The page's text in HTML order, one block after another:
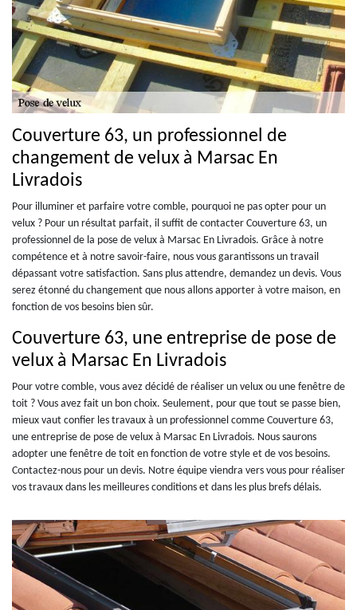
Couverture 63, un professionnel de
changement de velux à Marsac En
Livradois
Pour illuminer et parfaire votre comble, pourquoi ne pas opter pour un
velux ? Pour un résultat parfait, il suffit de contacter Couverture 63, un
professionnel de la pose de velux à Marsac En Livradois. Grâce à notre
compétence et à notre savoir-faire, nous vous garantissons un travail
dépassant votre satisfaction. Sans plus attendre, demandez un devis. Vous
serez étonné du changement que nous allons apporter à votre maison, en
fonction de vos besoins bien sûr.
Couverture 63, une entreprise de pose de
velux à Marsac En Livradois
Pour votre comble, vous avez décidé de réaliser un velux ou une fenêtre de
toit ? Vous avez fait un bon choix. Seulement, pour que tout se passe bien,
mieux vaut confier les travaux à un professionnel comme Couverture 63,
une entreprise de pose de velux à Marsac En Livradois. Nous saurons
adopter une fenêtre de toit en fonction de votre style et de vos besoins.
Contactez-nous pour un devis. Notre équipe viendra vers vous pour réaliser
vos travaux dans les meilleures conditions et dans les plus brefs délais.